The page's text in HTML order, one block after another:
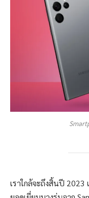
เราใกล้จะถึงสิ้นปี